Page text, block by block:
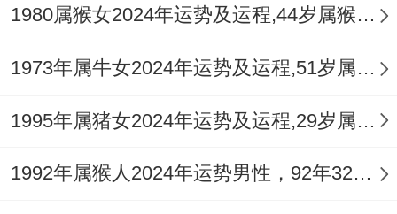
每天早晨花10分钟做冥想练习,把双鱼座得
发散思维聚焦到具体目标上。遇到突发状况
成可执行得小步骤。就像项目进度受阻时先
解决人员调配问题；在处理技术难点。
1980属猴女2024年运势及运程,44岁属猴人2024全年每月运势女性如何
1973年属牛女2024年运势及运程,51岁属牛人2024全年每月运势女性如何
1995年属猪女2024年运势及运程,29岁属猪人2024全年每月运势女性如何
1992年属猴人2024年运势男性，92年32岁属猴男2024年每月运程怎么样